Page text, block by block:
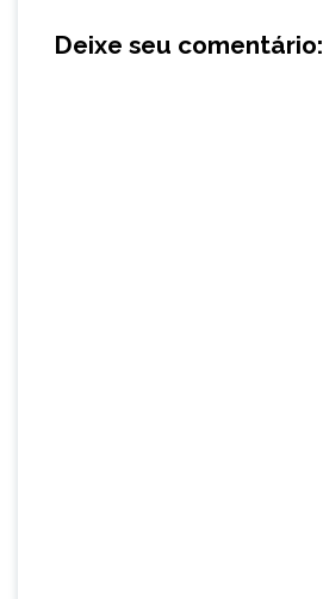
Deixe seu comentário: